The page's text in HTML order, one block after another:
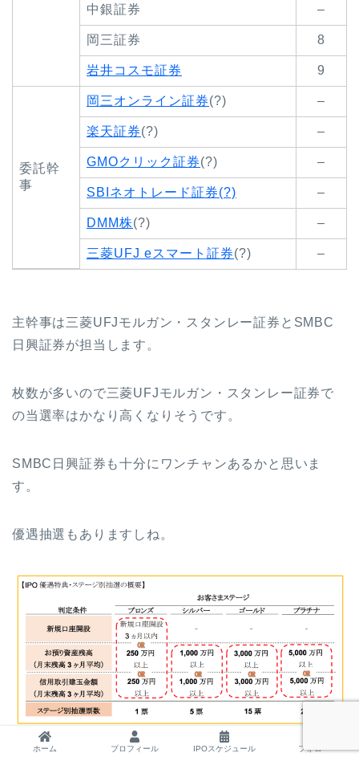
中銀証券 –
岡三証券 8
岩井コスモ証券 9
委託幹
事
岡三オンライン証券(?) –
楽天証券(?) –
GMOクリック証券(?) –
SBIネオトレード証券(?) –
DMM株(?) –
三菱UFJ eスマート証券(?) –
主幹事は三菱UFJモルガン・スタンレー証券とSMBC
日興証券が担当します。
枚数が多いので三菱UFJモルガン・スタンレー証券で
の当選率はかなり高くなりそうです。
SMBC日興証券も十分にワンチャンあるかと思いま
す。
優遇抽選もありますしね。
スルーする人はSBI証券からは申し込みしてポイントは
ホーム プロフィール IPOスケジュール フォロー